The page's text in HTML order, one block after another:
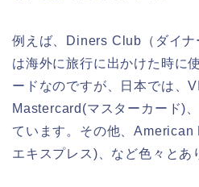
例えば、Diners Club（ダイナ
は海外に旅行に出かけた時に
ードなのですが、日本では、
Mastercard(マスターカード)
ています。その他、American
エキスプレス)、など色々とあ